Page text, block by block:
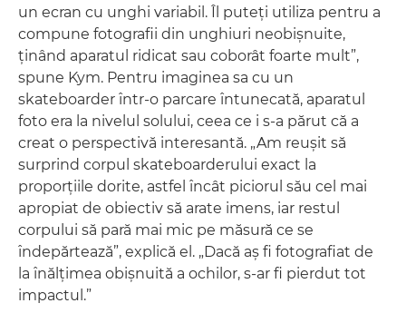
un ecran cu unghi variabil. Îl puteţi utiliza pentru a
compune fotografii din unghiuri neobişnuite,
ţinând aparatul ridicat sau coborât foarte mult”,
spune Kym. Pentru imaginea sa cu un
skateboarder într-o parcare întunecată, aparatul
foto era la nivelul solului, ceea ce i s-a părut că a
creat o perspectivă interesantă. „Am reuşit să
surprind corpul skateboarderului exact la
proporţiile dorite, astfel încât piciorul său cel mai
apropiat de obiectiv să arate imens, iar restul
corpului să pară mai mic pe măsură ce se
îndepărtează”, explică el. „Dacă aş fi fotografiat de
la înălţimea obişnuită a ochilor, s-ar fi pierdut tot
impactul.”